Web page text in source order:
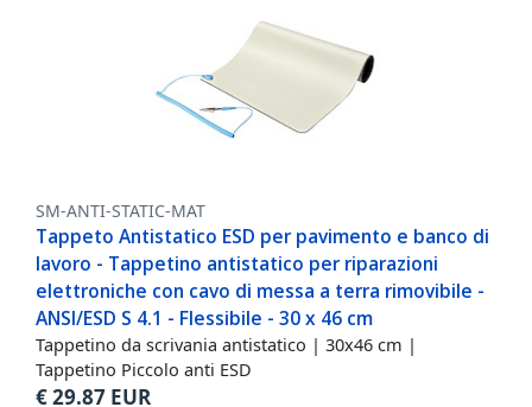
SM-ANTI-STATIC-MAT
Tappeto Antistatico ESD per pavimento e banco di
lavoro - Tappetino antistatico per riparazioni
elettroniche con cavo di messa a terra rimovibile -
ANSI/ESD S 4.1 - Flessibile - 30 x 46 cm
Tappetino da scrivania antistatico | 30x46 cm |
Tappetino Piccolo anti ESD
€29.87 EUR